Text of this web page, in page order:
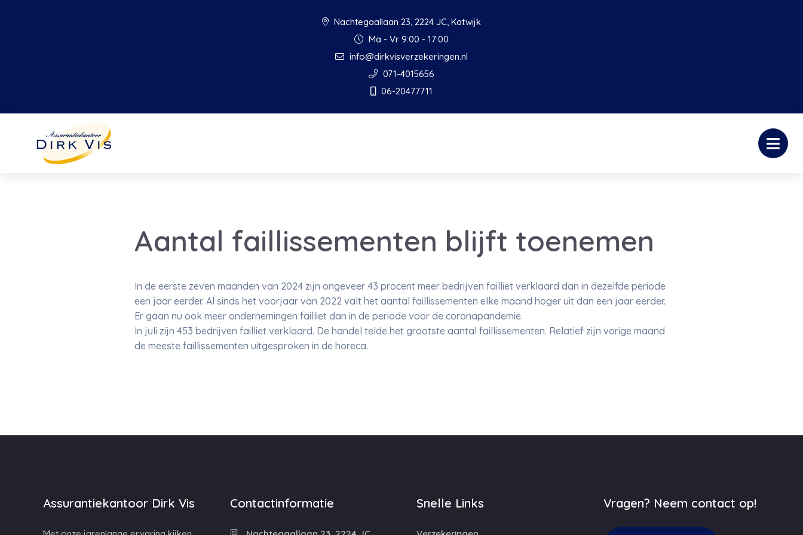
Nachtegaallaan 23, 2224 JC, Katwijk
Ma - Vr 9:00 - 17:00
info@dirkvisverzekeringen.nl
071-4015656
06-20477711
Aantal faillissementen blijft toenemen
In de eerste zeven maanden van 2024 zijn ongeveer 43 procent meer bedrijven failliet verklaard dan in dezelfde periode
een jaar eerder. Al sinds het voorjaar van 2022 valt het aantal faillissementen elke maand hoger uit dan een jaar eerder.
Er gaan nu ook meer ondernemingen failliet dan in de periode voor de coronapandemie.
In juli zijn 453 bedrijven failliet verklaard. De handel telde het grootste aantal faillissementen. Relatief zijn vorige maand
de meeste faillissementen uitgesproken in de horeca.
Assurantiekantoor Dirk Vis Contactinformatie Snelle Links Vragen? Neem contact op!